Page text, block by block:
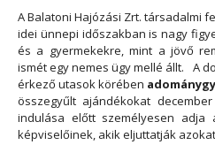
A Balatoni Hajózási Zrt. társadalmi
idei ünnepi időszakban is nagy
és a gyermekekre, mint a jövő
ismét egy nemes ügy mellé állt. A
érkező utasok körében
összegyűlt ajándékokat
indulása előtt személyesen adja
képviselőinek, akik eljuttatják